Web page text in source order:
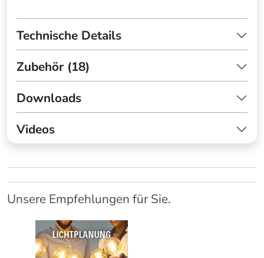
Technische Details
Zubehör (18)
Downloads
Videos
Unsere Empfehlungen für Sie.